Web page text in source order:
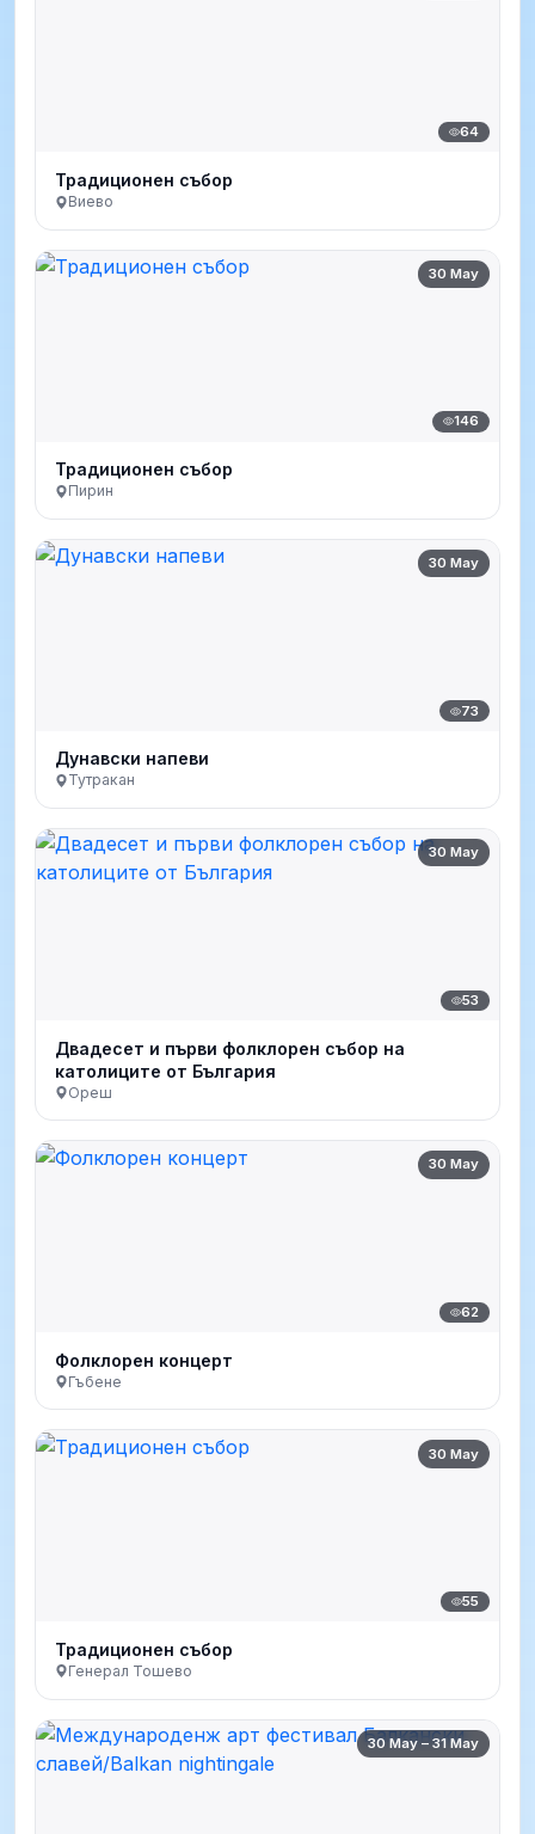
64
Традиционен събор
Виево
30 May
146
Традиционен събор
Пирин
30 May
73
Дунавски напеви
Тутракан
30 May
53
Двадесет и първи фолклорен събор на
католиците от България
Ореш
30 May
62
Фолклорен концерт
Гъбене
30 May
55
Традиционен събор
Генерал Тошево
30 May – 31 May